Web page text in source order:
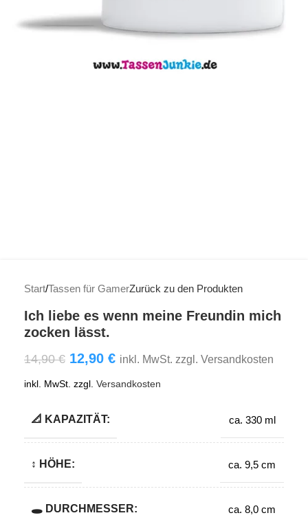
Start/Tassen für GamerZurück zu den Produkten
Ich liebe es wenn meine Freundin mich
zocken lässt.
14,90€ 12,90 € inkl. MwSt. zzgl. Versandkosten
inkl. MwSt. zzgl. Versandkosten
📐 KAPAZITÄT: ca. 330 ml
↕️ HÖHE: ca. 9,5 cm
🕳️ DURCHMESSER: ca. 8,0 cm